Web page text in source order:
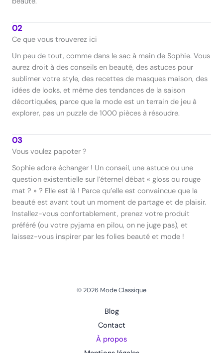
02
Ce que vous trouverez ici
Un peu de tout, comme dans le sac à main de Sophie. Vous
aurez droit à des conseils en beauté, des astuces pour
sublimer votre style, des recettes de masques maison, des
idées de looks, et même des tendances de la saison
décortiquées, parce que la mode est un terrain de jeu à
explorer, pas un puzzle de 1000 pièces à résoudre.
03
Vous voulez papoter ?
Sophie adore échanger ! Un conseil, une astuce ou une
question existentielle sur l’éternel débat « gloss ou rouge
mat ? » ? Elle est là ! Parce qu’elle est convaincue que la
beauté est avant tout un moment de partage et de plaisir.
Installez-vous confortablement, prenez votre produit
préféré (ou votre pyjama en pilou, on ne juge pas), et
laissez-vous inspirer par les folies beauté et mode !
© 2026 Mode Classique
Blog
Contact
À propos